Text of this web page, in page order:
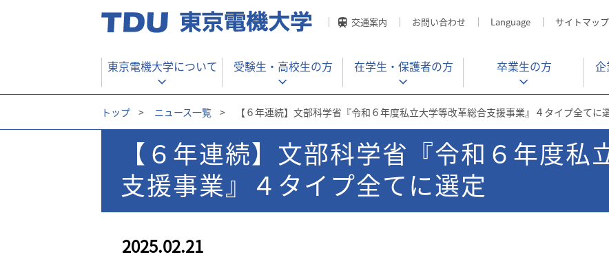
交通案内 お問い合わせ Language サイトマップ
東京電機大学について 受験生・ 高校生の方 在学生・ 保護者の方 卒業生の方 企
トップ > ニュース一覧 > 【６年連続】文部科学省『令和６年度私立大学等改革総合支援事業』４タイプ全てに
【６年連続】文部科学省『令和６年度私
支援事業』４タイプ全てに選定
2025.02.21